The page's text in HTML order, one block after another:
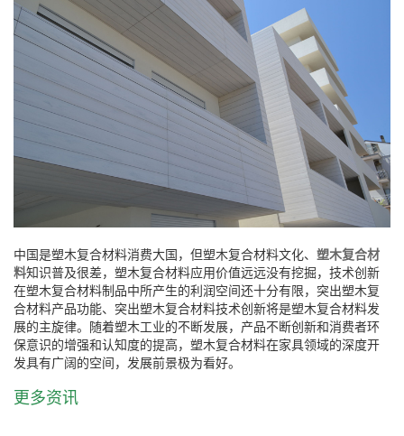
中国是塑木复合材料消费大国，但塑木复合材料文化、 塑木复合材
料知识普及很差，塑木复合材料应用价值远远没有挖掘，技术创新
在塑木复合材料制品中所产生的利润空间还十分有限，突出塑木复
合材料产品功能、突出塑木复合材料技术创新将是塑木复合材料发
展的主旋律。随着塑木工业的不断发展，产品不断创新和消费者环
保意识的增强和认知度的提高，塑木复合材料在家具领域的深度开
发具有广阔的空间，发展前景极为看好。
更多资讯